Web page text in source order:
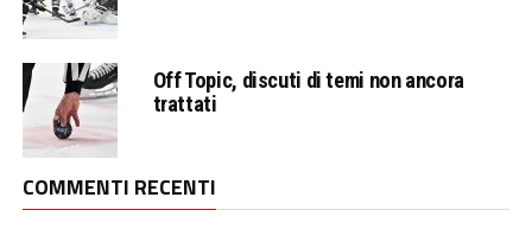
Off Topic, discuti di temi non ancora
trattati
COMMENTI RECENTI